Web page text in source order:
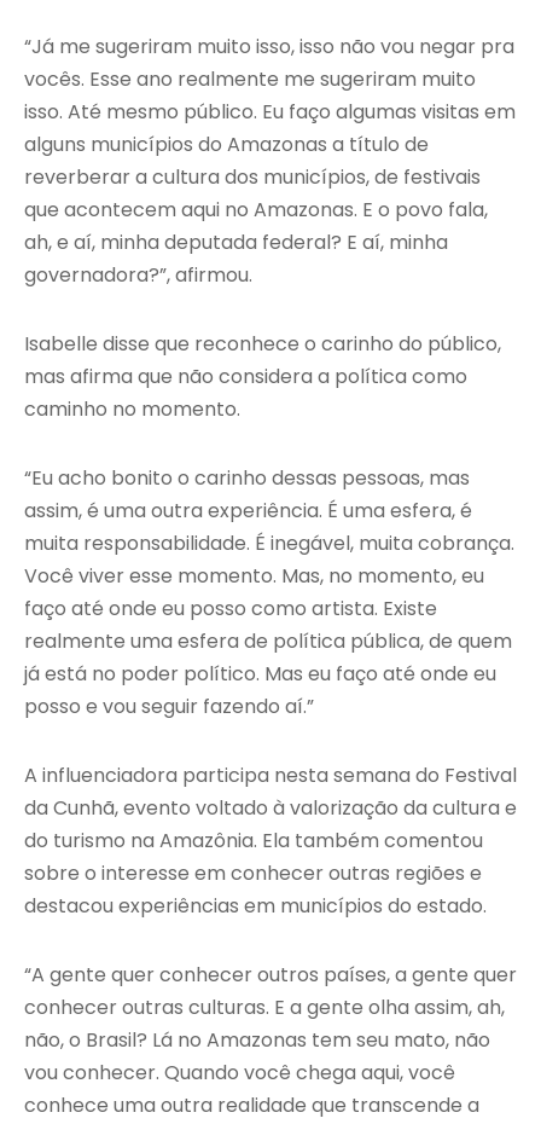
“Já me sugeriram muito isso, isso não vou negar pra
vocês. Esse ano realmente me sugeriram muito
isso. Até mesmo público. Eu faço algumas visitas em
alguns municípios do Amazonas a título de
reverberar a cultura dos municípios, de festivais
que acontecem aqui no Amazonas. E o povo fala,
ah, e aí, minha deputada federal? E aí, minha
governadora?”, afirmou.
Isabelle disse que reconhece o carinho do público,
mas afirma que não considera a política como
caminho no momento.
“Eu acho bonito o carinho dessas pessoas, mas
assim, é uma outra experiência. É uma esfera, é
muita responsabilidade. É inegável, muita cobrança.
Você viver esse momento. Mas, no momento, eu
faço até onde eu posso como artista. Existe
realmente uma esfera de política pública, de quem
já está no poder político. Mas eu faço até onde eu
posso e vou seguir fazendo aí.”
A influenciadora participa nesta semana do Festival
da Cunhã, evento voltado à valorização da cultura e
do turismo na Amazônia. Ela também comentou
sobre o interesse em conhecer outras regiões e
destacou experiências em municípios do estado.
“A gente quer conhecer outros países, a gente quer
conhecer outras culturas. E a gente olha assim, ah,
não, o Brasil? Lá no Amazonas tem seu mato, não
vou conhecer. Quando você chega aqui, você
conhece uma outra realidade que transcende a